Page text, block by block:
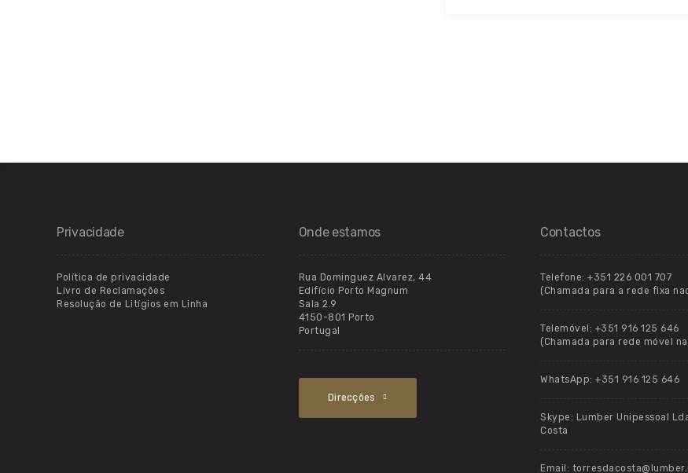
Privacidade
Política de privacidade
Livro de Reclamações
Resolução de Litígios em Linha
Onde estamos
Rua Dominguez Alvarez, 44
Edifício Porto Magnum
Sala 2.9
4150-801 Porto
Portugal
Direcções
Contactos
Telefone: +351 226 001 707
(Chamada para a rede fixa
Telemóvel: +351 916 125 646
(Chamada para rede móvel
WhatsApp: +351 916 125 646
Skype: Lumber Unipessoal
Costa
Email: